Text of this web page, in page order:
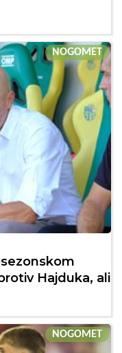
NOGOMET
Hajduka, ali
NOGOMET